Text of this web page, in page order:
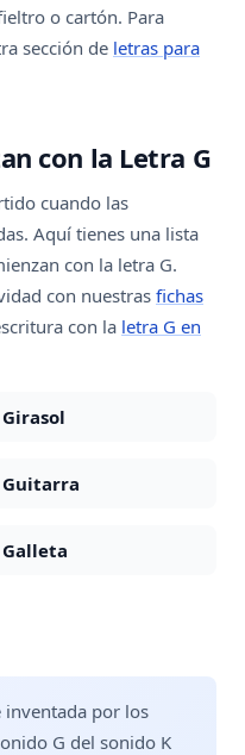
o cartón. Para
sección de letras para
con la Letra G
cuando las
Aquí tienes una lista
con la letra G.
con nuestras fichas
con la letra G en
Girasol
Guitarra
Galleta
inventada por los
G del sonido K